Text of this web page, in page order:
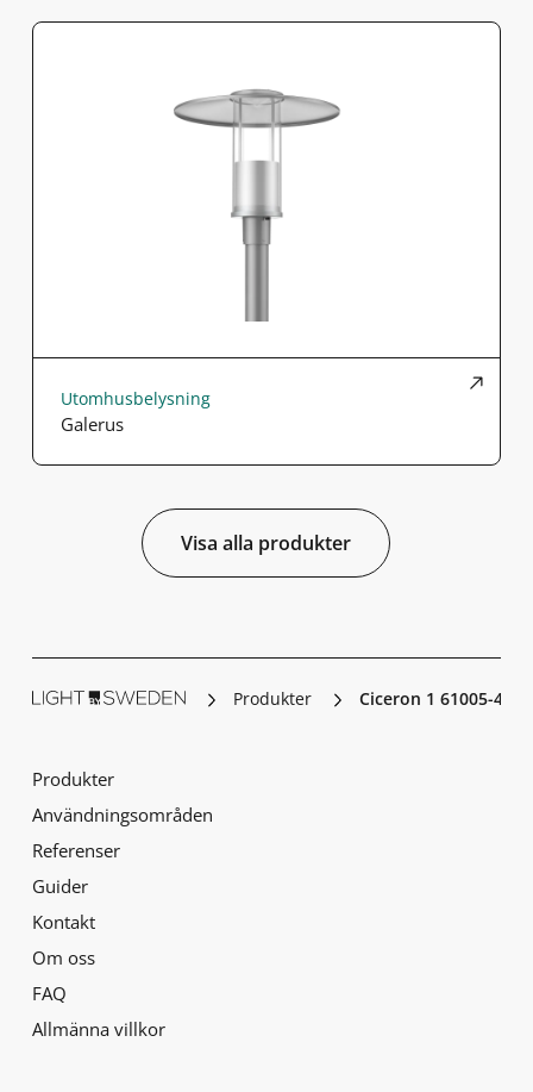
Utomhusbelysning
Galerus
Visa alla produkter
Produkter Ciceron 1 61005-401
Produkter
Användningsområden
Referenser
Guider
Kontakt
Om oss
FAQ
Allmänna villkor